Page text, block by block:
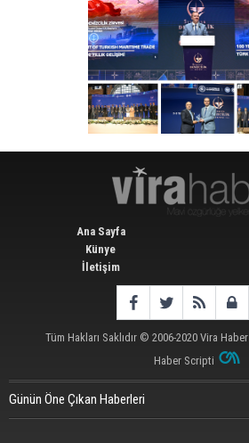
Ana Sayfa
Künye
İletişim
Tüm Hakları Saklıdır © 2006-2020 Vira Haber
Haber Scripti
Günün Öne Çıkan Haberleri